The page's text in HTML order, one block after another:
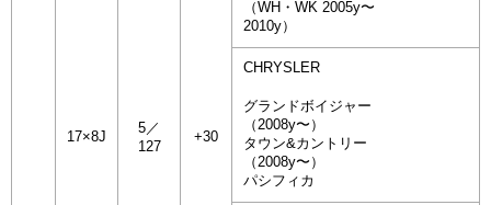
17×8J
5／
127
+30
（WH・WK 2005y〜
2010y）
CHRYSLER
グランドボイジャー
（2008y〜）
タウン&カントリー
（2008y〜）
パシフィカ